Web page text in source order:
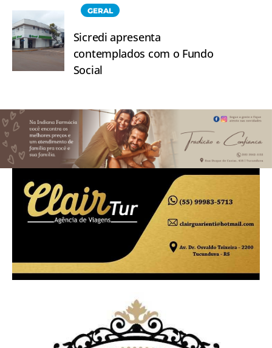
GERAL
Sicredi apresenta
contemplados com o Fundo
Social